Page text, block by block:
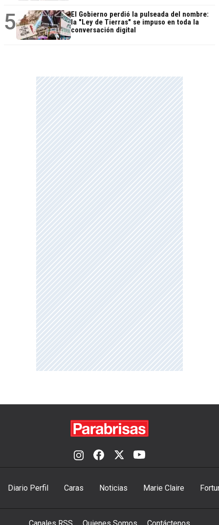
5
El Gobierno perdió la pulseada del nombre:
la "Ley de Tierras" se impuso en toda la
conversación digital
Diario Perfil Caras Noticias Marie Claire